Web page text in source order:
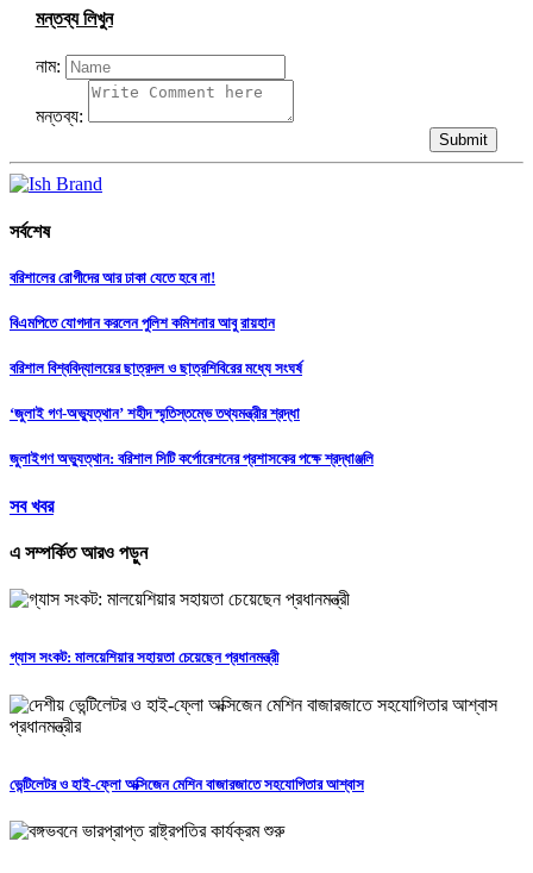
মন্তব্য লিখুন
নাম:
মন্তব্য:
Submit
সর্বশেষ
বরিশালের রোগীদের আর ঢাকা যেতে হবে না!
বিএমপিতে যোগদান করলেন পুলিশ কমিশনার আবু রায়হান
বরিশাল বিশ্ববিদ্যালয়ের ছাত্রদল ও ছাত্রশিবিরের মধ্যে সংঘর্ষ
‘জুলাই গণ-অভ্যুত্থান’ শহীদ স্মৃতিস্তম্ভে তথ্যমন্ত্রীর শ্রদ্ধা
জুলাইগণ অভ্যুত্থান: বরিশাল সিটি কর্পোরেশনের প্রশাসকের পক্ষে শ্রদ্ধাঞ্জলি
সব খবর
এ সম্পর্কিত আরও পড়ুন
গ্যাস সংকট: মালয়েশিয়ার সহায়তা চেয়েছেন প্রধানমন্ত্রী
ভেন্টিলেটর ও হাই-ফ্লো অক্সিজেন মেশিন বাজারজাতে সহযোগিতার আশ্বাস